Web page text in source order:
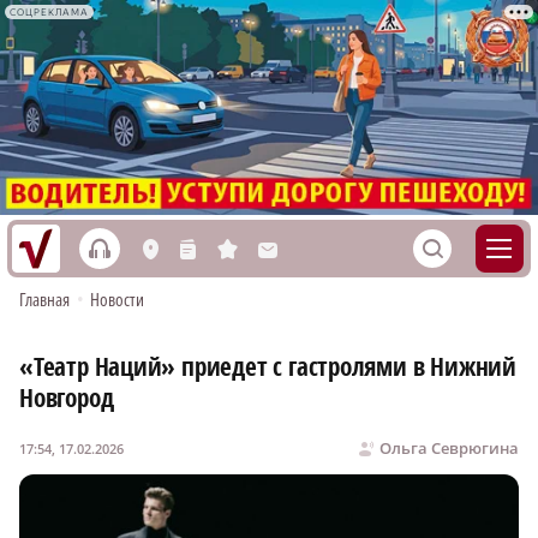
СОЦРЕКЛАМА
h L n s M S
Главная • Новости
«Театр Наций» приедет с гастролями в Нижний
Новгород
Ольга Севрюгина
17:54, 17.02.2026